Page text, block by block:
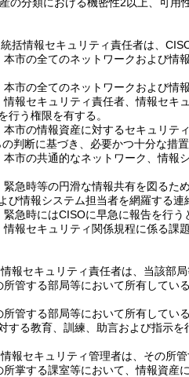
括情報セキュリティ責任者は、
市の全てのネットワークおよび
市の全てのネットワークおよび情
報セキュリティ責任者、情報セ
行う権限を有する。
市の情報資産に対するセキュリ
判断に基づき、必要かつ十分な措
市の共通的なネットワーク、情報
急時等の円滑な情報共有を図る
び情報システム担当者を網羅する
急時にはCISOに早急に報告を行
報セキュリティ関係規程に係る
報セキュリティ責任者は、当該部
管する部局等において所有してい
管する部局等において所有して
する教育、訓練、助言および指示を
報セキュリティ管理者は、その所
掌する課室等において、情報資